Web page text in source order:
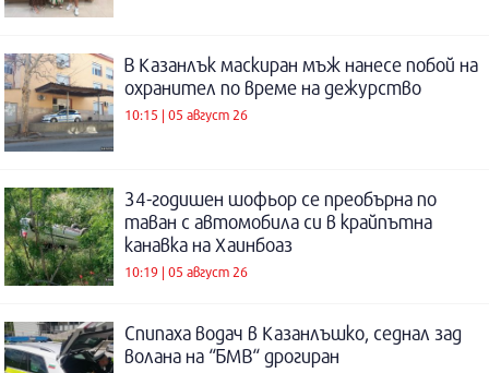
В Казанлък маскиран мъж нанесе побой на
охранител по време на дежурство
10:15 | 05 август 26
34-годишен шофьор се преобърна по
таван с автомобила си в крайпътна
канавка на Хаинбоаз
10:19 | 05 август 26
Спипаха водач в Казанлъшко, седнал зад
волана на “БМВ“ дрогиран